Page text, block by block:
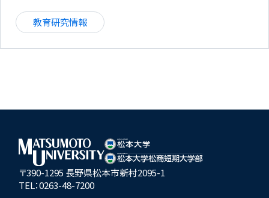
教育研究情報
〒390-1295 長野県松本市新村2095-1
TEL：0263-48-7200